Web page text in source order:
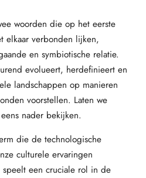
woorden die op het eerste
elkaar verbonden lijken,
en symbiotische relatie.
evolueert, herdefinieert en
landschappen op manieren
voorstellen. Laten we
nader bekijken.
die de technologische
culturele ervaringen
een cruciale rol in de